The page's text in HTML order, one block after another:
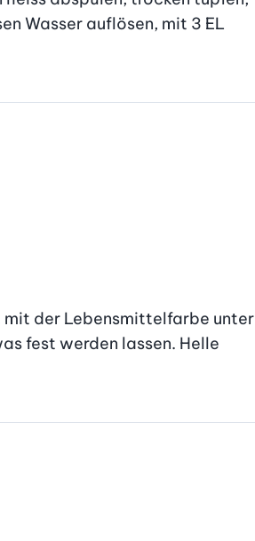
Wasser auflösen, mit 3 EL
mit der Lebensmittelfarbe unter
fest werden lassen. Helle